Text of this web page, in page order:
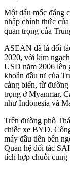
Một dấu mốc đáng
nhập chính thức
quan trọng của
ASEAN đã là đối
2020, với kim
USD năm 2006 lên
khoản đầu tư của
cảng biển, từ
trọng ở Myanmar,
như Indonesia và
Trên đường phố
chiếc xe BYD.
máy đầu tiên bên
Quan hệ đối tác
tích hợp chuỗi